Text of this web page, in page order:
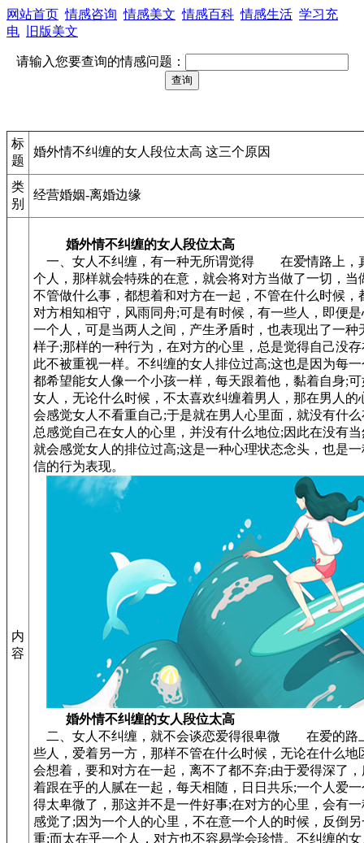
网站首页 情感咨询 情感美文 情感百科 情感生活 学习充
电
旧版美文
请输入您要查询的情感问题：
标
题
婚外情不纠缠的女人段位太高 这三个原因
类
别
经营婚姻-离婚边缘
内
容
婚外情不纠缠的女人段位太高
一、女人不纠缠，有一种无所谓觉得 在爱情路上，
个人，那样就会特殊的在意，就会将对方当做了一切，当
不管做什么事，都想着和对方在一起，不管在什么时候，
对方相知相守，风雨同舟;可是有时候，有一些人，即便
一个人，可是当两人之间，产生矛盾时，也表现出了一种
样子;那样的一种行为，在对方的心里，总是觉得自己没
此不被重视一样。不纠缠的女人排位过高;这也是因为每
都希望能女人像一个小孩一样，每天跟着他，黏着自身;
女人，无论什么时候，不太喜欢纠缠着男人，那在男人的
会感觉女人不看重自己;于是就在男人心里面，就没有什
总感觉自己在女人的心里，并没有什么地位;因此在没有
就会感觉女人的排位过高;这是一种心理状态念头，也是
信的行为表现。
婚外情不纠缠的女人段位太高
二、女人不纠缠，就不会谈恋爱得很卑微 在爱的路
些人，爱着另一方，那样不管在什么时候，无论在什么地
会想着，要和对方在一起，离不了都不弃;由于爱得深了
着跟在乎的人腻在一起，每天相随，日日共乐;一个人爱
得太卑微了，那这并不是一件好事;在对方的心里，会有
感觉了;因为一个人的心里，不在意一个人的时候，反倒
重;而太在乎一个人，对方也不容易学会珍惜。不纠缠的